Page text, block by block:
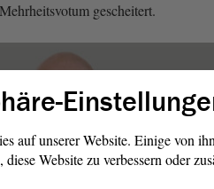
gescheitert.
auf unserer Website. Einige von
diese Website zu verbessern oder